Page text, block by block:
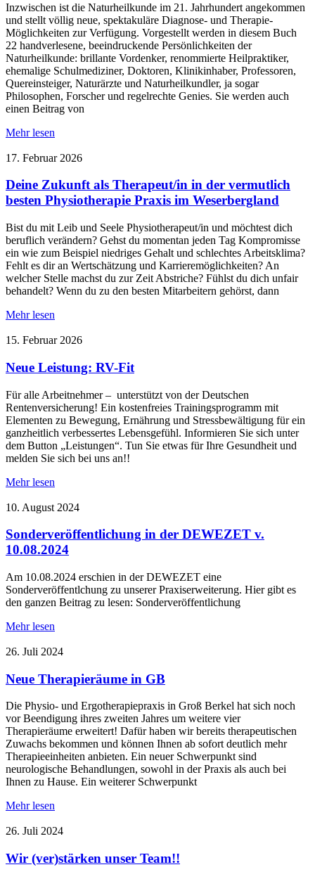
Inzwischen ist die Naturheilkunde im 21. Jahrhundert angekommen
und stellt völlig neue, spektakuläre Diagnose- und Therapie-
Möglichkeiten zur Verfügung. Vorgestellt werden in diesem Buch
22 handverlesene, beeindruckende Persönlichkeiten der
Naturheilkunde: brillante Vordenker, renommierte Heilpraktiker,
ehemalige Schulmediziner, Doktoren, Klinikinhaber, Professoren,
Quereinsteiger, Naturärzte und Naturheilkundler, ja sogar
Philosophen, Forscher und regelrechte Genies. Sie werden auch
einen Beitrag von
Mehr lesen
17. Februar 2026
Deine Zukunft als Therapeut/in in der vermutlich
besten Physiotherapie Praxis im Weserbergland
Bist du mit Leib und Seele Physiotherapeut/in und möchtest dich
beruflich verändern? Gehst du momentan jeden Tag Kompromisse
ein wie zum Beispiel niedriges Gehalt und schlechtes Arbeitsklima?
Fehlt es dir an Wertschätzung und Karrieremöglichkeiten? An
welcher Stelle machst du zur Zeit Abstriche? Fühlst du dich unfair
behandelt? Wenn du zu den besten Mitarbeitern gehörst, dann
Mehr lesen
15. Februar 2026
Neue Leistung: RV-Fit
Für alle Arbeitnehmer – unterstützt von der Deutschen
Rentenversicherung! Ein kostenfreies Trainingsprogramm mit
Elementen zu Bewegung, Ernährung und Stressbewältigung für ein
ganzheitlich verbessertes Lebensgefühl. Informieren Sie sich unter
dem Button „Leistungen“. Tun Sie etwas für Ihre Gesundheit und
melden Sie sich bei uns an!!
Mehr lesen
10. August 2024
Sonderveröffentlichung in der DEWEZET v.
10.08.2024
Am 10.08.2024 erschien in der DEWEZET eine
Sonderveröffentlchung zu unserer Praxiserweiterung. Hier gibt es
den ganzen Beitrag zu lesen: Sonderveröffentlichung
Mehr lesen
26. Juli 2024
Neue Therapieräume in GB
Die Physio- und Ergotherapiepraxis in Groß Berkel hat sich noch
vor Beendigung ihres zweiten Jahres um weitere vier
Therapieräume erweitert! Dafür haben wir bereits therapeutischen
Zuwachs bekommen und können Ihnen ab sofort deutlich mehr
Therapieeinheiten anbieten. Ein neuer Schwerpunkt sind
neurologische Behandlungen, sowohl in der Praxis als auch bei
Ihnen zu Hause. Ein weiterer Schwerpunkt
Mehr lesen
26. Juli 2024
Wir (ver)stärken unser Team!!